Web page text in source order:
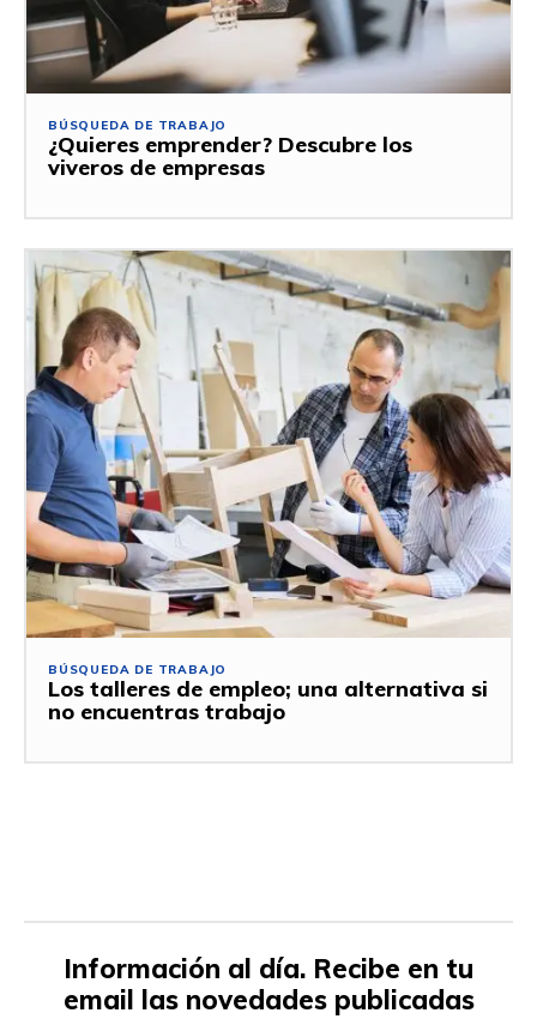
BÚSQUEDA DE TRABAJO
¿Quieres emprender? Descubre los
viveros de empresas
BÚSQUEDA DE TRABAJO
Los talleres de empleo; una alternativa si
no encuentras trabajo
Información al día. Recibe en tu
email las novedades publicadas